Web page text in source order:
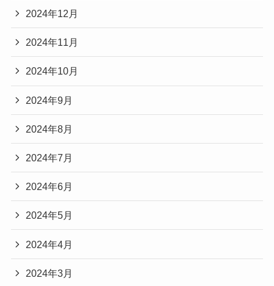
2024年12月
2024年11月
2024年10月
2024年9月
2024年8月
2024年7月
2024年6月
2024年5月
2024年4月
2024年3月